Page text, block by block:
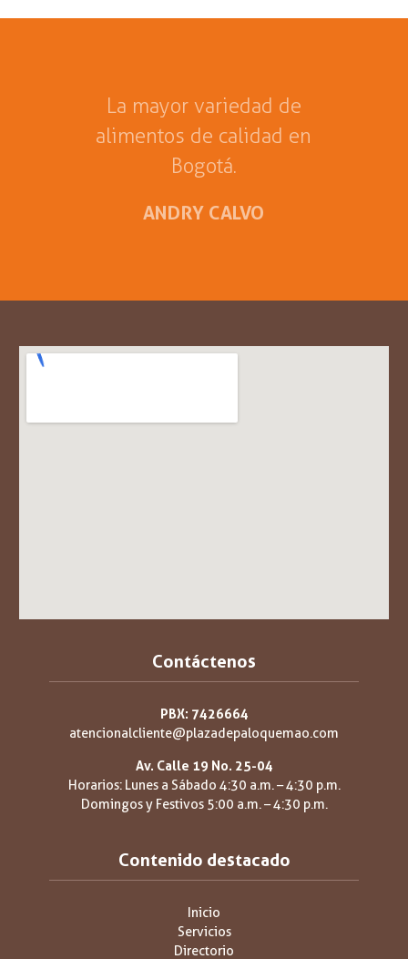
La mayor variedad de
alimentos de calidad en
Bogotá.
ANDRY CALVO
Contáctenos
PBX: 7426664
atencionalcliente@plazadepaloquemao.com
Av. Calle 19 No. 25-04
Horarios: Lunes a Sábado 4:30 a.m. – 4:30 p.m.
Domingos y Festivos 5:00 a.m. – 4:30 p.m.
Contenido destacado
Inicio
Servicios
Directorio